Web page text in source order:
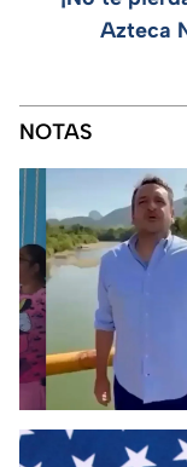
Azteca
NOTAS